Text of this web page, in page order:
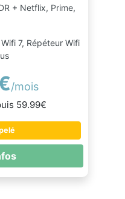
+ Netflix, Prime,
7, Répéteur Wifi
/mois
59.99€